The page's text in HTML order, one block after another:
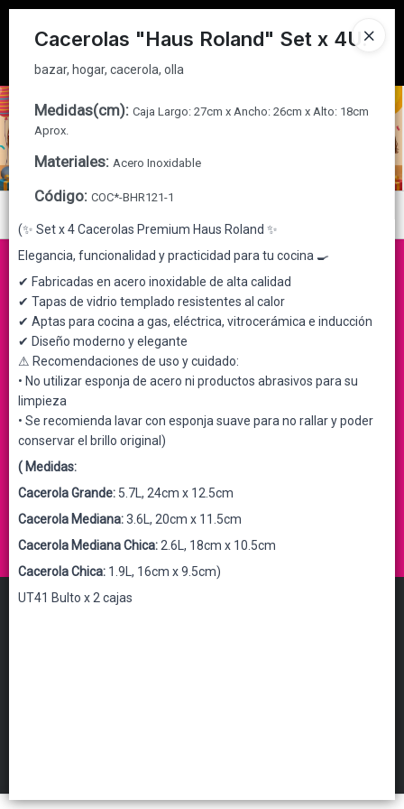
bazar, hogar, cacerola, olla
Cacerolas "Haus Roland" Set x 4U.
bazar, hogar, cacerola, olla
Medidas(cm): Caja Largo: 27cm x Ancho: 26cm x Alto: 18cm
Aprox.
Materiales: Acero Inoxidable
Código: COC*-BHR121-1
(✨ Set x 4 Cacerolas Premium Haus Roland ✨
Elegancia, funcionalidad y practicidad para tu cocina 🍳
✔ Fabricadas en acero inoxidable de alta calidad
✔ Tapas de vidrio templado resistentes al calor
✔ Aptas para cocina a gas, eléctrica, vitrocerámica e inducción
✔ Diseño moderno y elegante
⚠ Recomendaciones de uso y cuidado:
• No utilizar esponja de acero ni productos abrasivos para su
limpieza
• Se recomienda lavar con esponja suave para no rallar y poder
conservar el brillo original)
( Medidas:
Cacerola Grande: 5.7L, 24cm x 12.5cm
Cacerola Mediana:3.6L, 20cm x 11.5cm
Cacerola Mediana Chica: 2.6L, 18cm x 10.5cm
Cacerola Chica: 1.9L, 16cm x 9.5cm)
UT41 Bulto x 2 cajas
CÓMO COMPRAR
QUIÉNES SOMOS
CONTACTO
bazar, hogar, cacerola, olla
Lista vacía